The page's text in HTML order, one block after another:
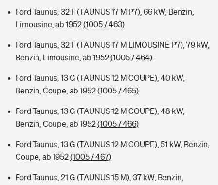
Ford Taunus, 32 F (TAUNUS 17 M P7), 66 kW, Benzin,
Limousine, ab 1952(1005 / 463)
Ford Taunus, 32 F (TAUNUS 17 M LIMOUSINE P7), 79 kW,
Benzin, Limousine, ab 1952(1005 / 464)
Ford Taunus, 13 G (TAUNUS 12 M COUPE), 40 kW,
Benzin, Coupe, ab 1952(1005 / 465)
Ford Taunus, 13 G (TAUNUS 12 M COUPE), 48 kW,
Benzin, Coupe, ab 1952(1005 / 466)
Ford Taunus, 13 G (TAUNUS 12 M COUPE), 51 kW, Benzin,
Coupe, ab 1952(1005 / 467)
Ford Taunus, 21 G (TAUNUS 15 M), 37 kW, Benzin,